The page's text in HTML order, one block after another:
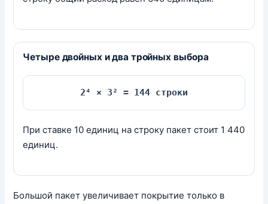
Четыре двойных и два тройных выбора
2⁴ × 3² = 144 строки
При ставке 10 единиц на строку пакет стоит 1 440
единиц.
Большой пакет увеличивает покрытие только в